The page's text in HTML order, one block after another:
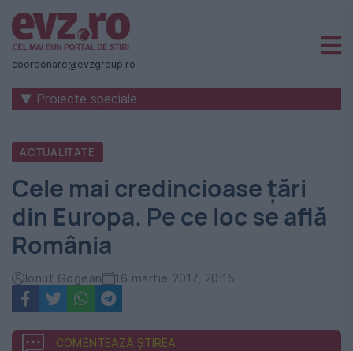
Știri
naționale
internaționale
România
-
Evenimentul
Zilei
coordonare@evzgroup.ro
▼ Proiecte speciale
ACTUALITATE
Cele mai credincioase țări
din Europa. Pe ce loc se află
România
Ionut Gogean 16 martie 2017, 20:15
COMENTEAZĂ ȘTIREA